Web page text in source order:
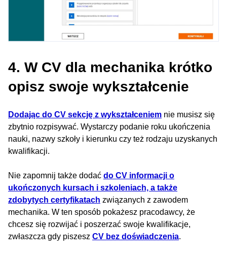
4. W CV dla mechanika krótko
opisz swoje wykształcenie
Dodając do CV sekcję z wykształceniem nie musisz się
zbytnio rozpisywać. Wystarczy podanie roku ukończenia
nauki, nazwy szkoły i kierunku czy też rodzaju uzyskanych
kwalifikacji.
Nie zapomnij także dodać do CV informacji o
ukończonych kursach i szkoleniach, a także
zdobytych certyfikatach związanych z zawodem
mechanika. W ten sposób pokażesz pracodawcy, że
chcesz się rozwijać i poszerzać swoje kwalifikacje,
zwłaszcza gdy piszesz CV bez doświadczenia.